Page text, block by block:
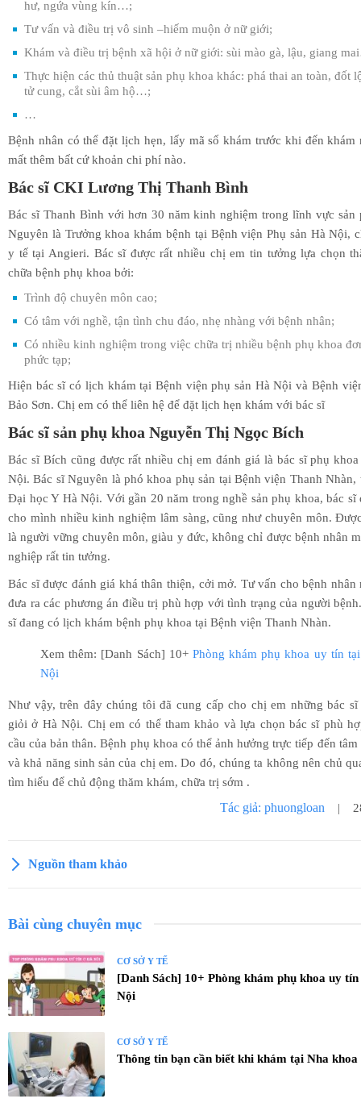
hư, ngứa vùng kín…;
Tư vấn và điều trị vô sinh –hiếm muộn ở nữ giới;
Khám và điều trị bệnh xã hội ở nữ giới: sùi mào gà, lậu, giang
Thực hiện các thủ thuật sản phụ khoa khác: phá thai an toàn, đốt
tử cung, cắt sùi âm hộ…;
…
Bệnh nhân có thể đặt lịch hẹn, lấy mã số khám trước khi đến khám
mất thêm bất cứ khoản chi phí nào.
Bác sĩ CKI Lương Thị Thanh Bình
Bác sĩ Thanh Bình với hơn 30 năm kinh nghiệm trong lĩnh vực sản
Nguyên là Trưởng khoa khám bệnh tại Bệnh viện Phụ sản Hà Nội,
y tế tại Angieri. Bác sĩ được rất nhiều chị em tin tưởng lựa chọn
chữa bệnh phụ khoa bởi:
Trình độ chuyên môn cao;
Có tâm với nghề, tận tình chu đáo, nhẹ nhàng với bệnh nhân;
Có nhiều kinh nghiệm trong việc chữa trị nhiều bệnh phụ khoa
phức tạp;
Hiện bác sĩ có lịch khám tại Bệnh viện phụ sản Hà Nội và Bệnh
Bảo Sơn. Chị em có thể liên hệ để đặt lịch hẹn khám với bác sĩ
Bác sĩ sản phụ khoa Nguyễn Thị Ngọc Bích
Bác sĩ Bích cũng được rất nhiều chị em đánh giá là bác sĩ phụ
Nội. Bác sĩ Nguyên là phó khoa phụ sản tại Bệnh viện Thanh Nhàn,
Đại học Y Hà Nội. Với gần 20 năm trong nghề sản phụ khoa, bác sĩ
cho mình nhiều kinh nghiệm lâm sàng, cũng như chuyên môn.
là người vững chuyên môn, giàu y đức, không chỉ được bệnh nhân
nghiệp rất tin tưởng.
Bác sĩ được đánh giá khá thân thiện, cởi mở. Tư vấn cho bệnh nhân
đưa ra các phương án điều trị phù hợp với tình trạng của người
sĩ đang có lịch khám bệnh phụ khoa tại Bệnh viện Thanh Nhàn.
Xem thêm: [Danh Sách] 10+ Phòng khám phụ khoa uy tín
Nội
Như vậy, trên đây chúng tôi đã cung cấp cho chị em những bác
giỏi ở Hà Nội. Chị em có thể tham khảo và lựa chọn bác sĩ phù
cầu của bản thân. Bệnh phụ khoa có thể ảnh hưởng trực tiếp đến
và khả năng sinh sản của chị em. Do đó, chúng ta không nên chủ
tìm hiểu để chủ động thăm khám, chữa trị sớm .
Tác giả: phuongloan |
Nguồn tham khảo
Bài cùng chuyên mục
CƠ SỞ Y TẾ
[Danh Sách] 10+ Phòng khám phụ khoa uy
Nội
CƠ SỞ Y TẾ
Thông tin bạn cần biết khi khám tại Nha khoa